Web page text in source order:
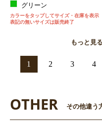
グリーン
カラーをタップしてサイズ・在庫を表示
表記の無いサイズは販売終了
もっと見る
1 2 3 4
OTHER その他違う